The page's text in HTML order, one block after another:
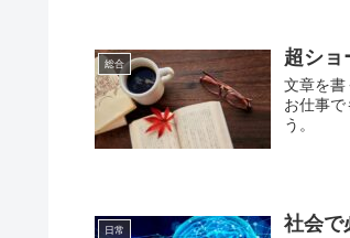
総合 超ショ
文章を書
お仕事
う。
日常 社会